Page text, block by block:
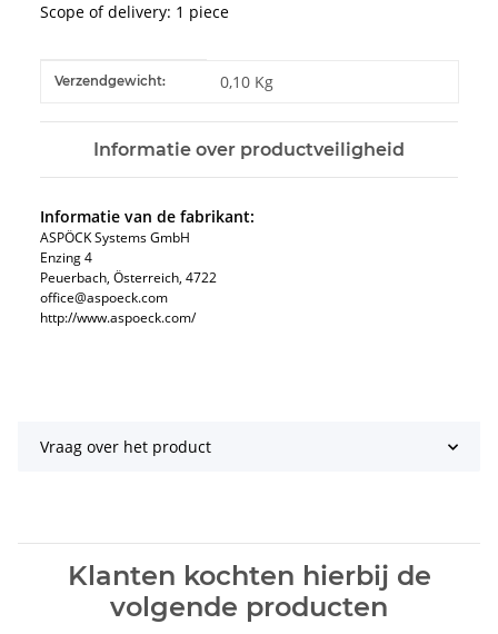
Scope of delivery: 1 piece
#productDetails.itemInformation#
#productDetails.itemValue#
Verzendgewicht: 0,10 Kg
Informatie over productveiligheid
Informatie van de fabrikant:
ASPÖCK Systems GmbH
Enzing 4
Peuerbach, Österreich, 4722
office@aspoeck.com
http://www.aspoeck.com/
Vraag over het product
Klanten kochten hierbij de
volgende producten